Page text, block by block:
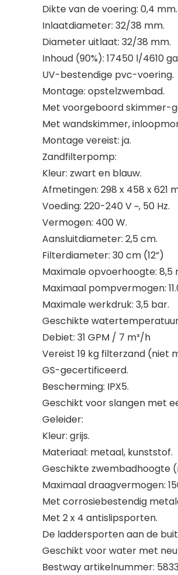
Dikte van de voering: 0,4 mm.
Inlaatdiameter: 32/38 mm.
Diameter uitlaat: 32/38 mm.
Inhoud (90%): 17450 l/4610
UV-bestendige pvc-voering.
Montage: opstelzwembad.
Met voorgeboord skimmer-
Met wandskimmer,
Montage vereist: ja.
Zandfilterpomp:
Kleur: zwart en blauw.
Afmetingen: 298 x 458 x 621
Voeding: 220-240 V ~, 50 Hz.
Vermogen: 400 W.
Aansluitdiameter: 2,5 cm.
Filterdiameter: 30 cm (12”)
Maximale opvoerhoogte: 8,5
Maximaal pompvermogen:
Maximale werkdruk: 3,5 bar.
Geschikte
Debiet: 31 GPM / 7 m³/h
Vereist 19 kg filterzand (niet
GS-gecertificeerd.
Bescherming: IPX5.
Geschikt voor slangen met
Geleider:
Kleur: grijs.
Materiaal: metaal, kunststof.
Geschikte zwembadhoogte
Maximaal draagvermogen:
Met corrosiebestendig
Met 2 x 4 antislipsporten.
De laddersporten aan de
Geschikt voor water met
Bestway artikelnummer: